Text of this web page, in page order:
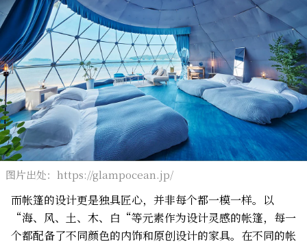
图片出处：https://glampocean.jp/
而帐篷的设计更是独具匠心，并非每个都一模一样。以
“海、风、土、木、白“等元素作为设计灵感的帐篷，每一
个都配备了不同颜色的内饰和原创设计的家具。在不同的帐